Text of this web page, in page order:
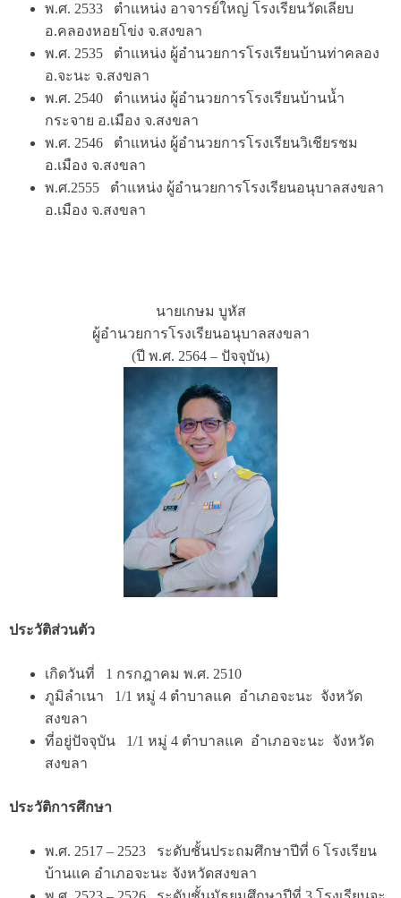
พ.ศ. 2533 ตำแหน่ง อาจารย์ใหญ่ โรงเรียนวัดเลียบ
อ.คลองหอยโข่ง จ.สงขลา
พ.ศ. 2535 ตำแหน่ง ผู้อำนวยการโรงเรียนบ้านท่าคลอง
อ.จะนะ จ.สงขลา
พ.ศ. 2540 ตำแหน่ง ผู้อำนวยการโรงเรียนบ้านน้ำ
กระจาย อ.เมือง จ.สงขลา
พ.ศ. 2546 ตำแหน่ง ผู้อำนวยการโรงเรียนวิเชียรชม
อ.เมือง จ.สงขลา
พ.ศ.2555 ตำแหน่ง ผู้อำนวยการโรงเรียนอนุบาลสงขลา
อ.เมือง จ.สงขลา
นายเกษม บูหัส
ผู้อำนวยการโรงเรียนอนุบาลสงขลา
(ปี พ.ศ. 2564 – ปัจจุบัน)
ประวัติส่วนตัว
เกิดวันที่ 1 กรกฎาคม พ.ศ. 2510
ภูมิลำเนา 1/1 หมู่ 4 ตำบาลแค อำเภอจะนะ จังหวัด
สงขลา
ที่อยู่ปัจจุบัน 1/1 หมู่ 4 ตำบาลแค อำเภอจะนะ จังหวัด
สงขลา
ประวัติการศึกษา
พ.ศ. 2517 – 2523 ระดับชั้นประถมศึกษาปีที่ 6 โรงเรียน
บ้านแค อำเภอจะนะ จังหวัดสงขลา